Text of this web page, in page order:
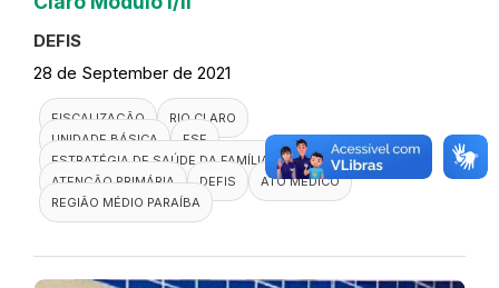
DEFIS
28 de September de 2021
FISCALIZAÇÃO
RIO CLARO
UNIDADE BÁSICA
ESF
ESTRATÉGIA DE SAÚDE DA FAMÍLIA
ATENÇÃO PRIMÁRIA
DEFIS
ATO MÉDICO
REGIÃO MÉDIO PARAÍBA